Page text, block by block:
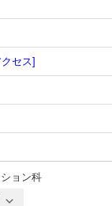
クセス]
ョン科